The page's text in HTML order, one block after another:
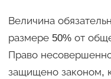
Величина
размере 50% от
Право
защищено законом,